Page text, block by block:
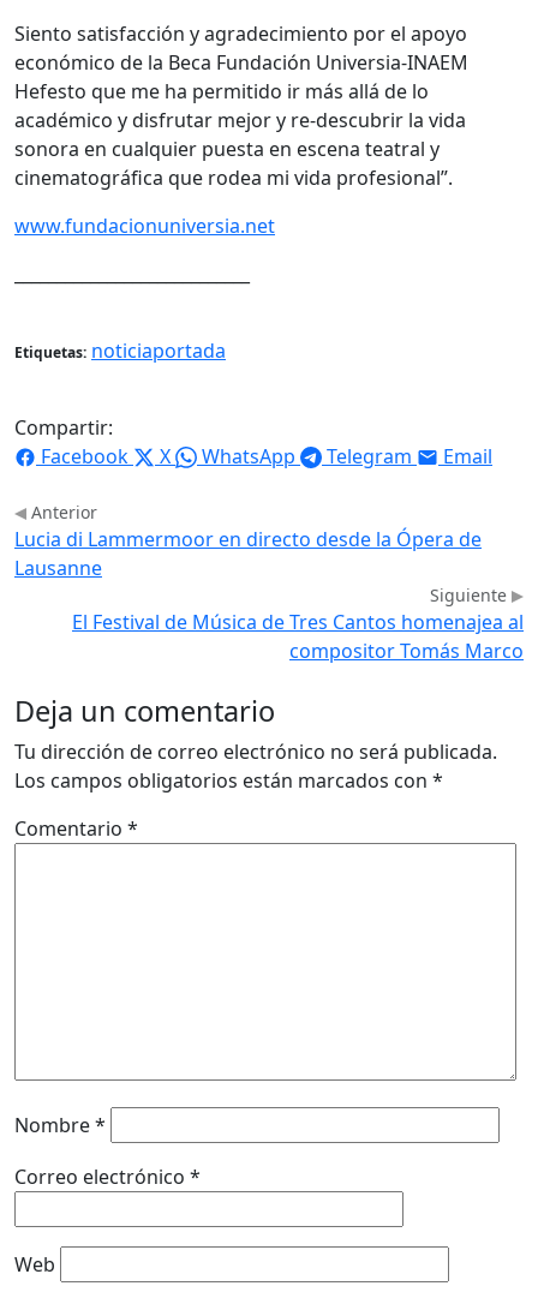
Siento satisfacción y agradecimiento por el apoyo
económico de la Beca Fundación Universia-INAEM
Hefesto que me ha permitido ir más allá de lo
académico y disfrutar mejor y re-descubrir la vida
sonora en cualquier puesta en escena teatral y
cinematográfica que rodea mi vida profesional”.
www.fundacionuniversia.net
Etiquetas: noticiaportada
Compartir:
Facebook
X WhatsApp Telegram Email
Anterior
Lucia di Lammermoor en directo desde la Ópera de
Lausanne
Siguiente
El Festival de Música de Tres Cantos homenajea al
compositor Tomás Marco
Deja un comentario
Tu dirección de correo electrónico no será publicada.
Los campos obligatorios están marcados con *
Comentario *
Nombre*
Correo electrónico *
Web